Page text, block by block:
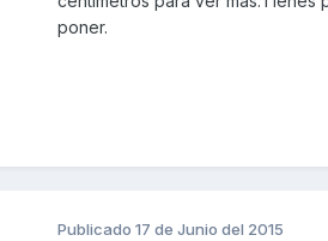
poner.
Publicado 17 de Junio del 2015